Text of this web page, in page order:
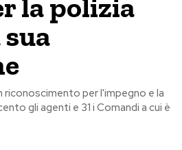
la polizia
riconoscimento per l'impegno e la
gli agenti e 31 i Comandi a cui è